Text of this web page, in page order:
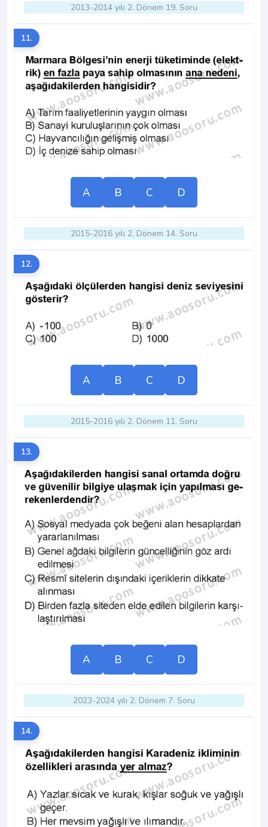
2013-2014 yılı 2. Dönem 19. Soru
11.
A B C D
2015-2016 yılı 2. Dönem 14. Soru
12.
A B C D
2015-2016 yılı 2. Dönem 11. Soru
13.
A B C D
2023-2024 yılı 2. Dönem 7. Soru
14.